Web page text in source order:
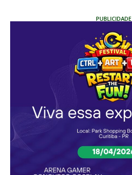
PUBLICIDADE